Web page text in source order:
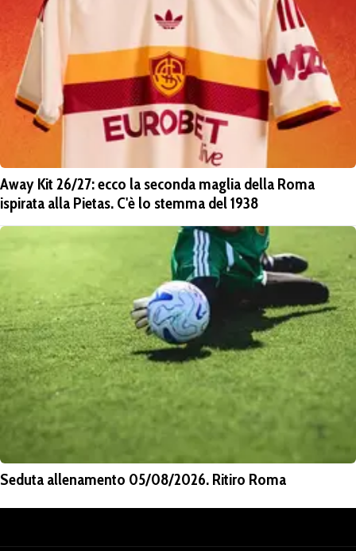
Away Kit 26/27: ecco la seconda maglia della Roma
ispirata alla Pietas. C'è lo stemma del 1938
Seduta allenamento 05/08/2026. Ritiro Roma